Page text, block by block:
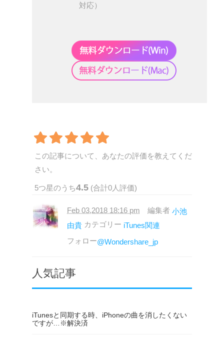
対応）
この記事について、あなたの評価を教えてくだ
さい。
5つ星のうち4.5 (合計0 人評価)
Feb 03,2018 18:16 pm 編集者 小池
由貴 カテゴリー iTunes関連
フォロー@Wondershare_jp
人気記事
iTunesと同期する時、iPhoneの曲を消したくない
ですが…※解決済